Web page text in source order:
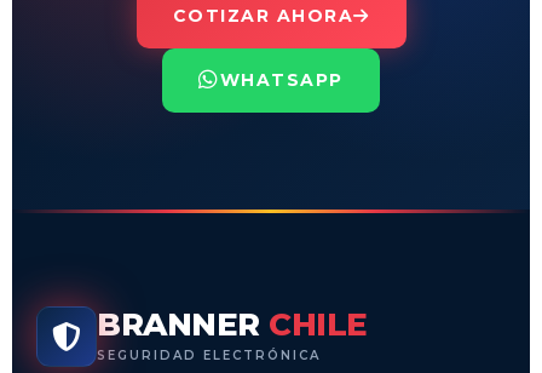
COTIZAR AHORA
WHATSAPP
BRANNER CHILE
SEGURIDAD ELECTRÓNICA